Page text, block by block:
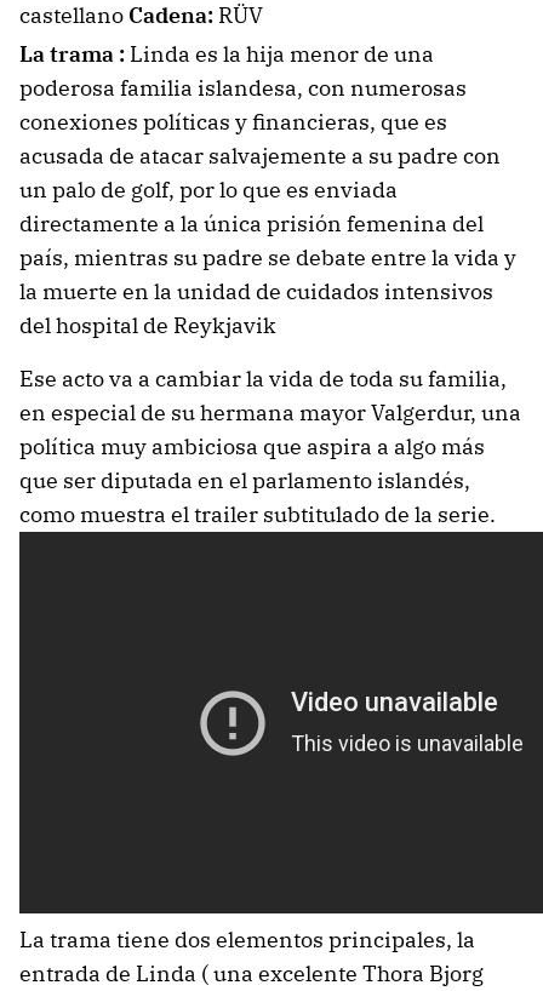
castellano Cadena: RÜV
La trama : Linda es la hija menor de una
poderosa familia islandesa, con numerosas
conexiones políticas y financieras, que es
acusada de atacar salvajemente a su padre con
un palo de golf, por lo que es enviada
directamente a la única prisión femenina del
país, mientras su padre se debate entre la vida y
la muerte en la unidad de cuidados intensivos
del hospital de Reykjavik
Ese acto va a cambiar la vida de toda su familia,
en especial de su hermana mayor Valgerdur, una
política muy ambiciosa que aspira a algo más
que ser diputada en el parlamento islandés,
como muestra el trailer subtitulado de la serie.
La trama tiene dos elementos principales, la
entrada de Linda ( una excelente Thora Bjorg